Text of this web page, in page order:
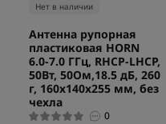
Нет в наличии
Антенна рупорная
пластиковая HORN
6.0-7.0 ГГц, RHCP-LHCP,
50Вт, 50Ом,18.5 дБ, 260
г, 160х140х255 мм, без
чехла
0